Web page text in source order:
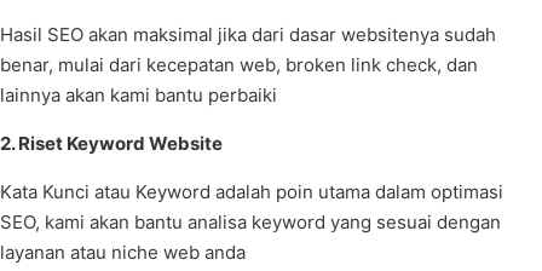
Hasil SEO akan maksimal jika dari dasar websitenya sudah
benar, mulai dari kecepatan web, broken link check, dan
lainnya akan kami bantu perbaiki
2. Riset Keyword Website
Kata Kunci atau Keyword adalah poin utama dalam optimasi
SEO, kami akan bantu analisa keyword yang sesuai dengan
layanan atau niche web anda